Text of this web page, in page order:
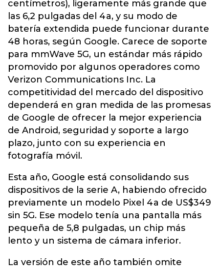
centímetros), ligeramente más grande que
las 6,2 pulgadas del 4a, y su modo de
batería extendida puede funcionar durante
48 horas, según Google. Carece de soporte
para mmWave 5G, un estándar más rápido
promovido por algunos operadores como
Verizon Communications Inc. La
competitividad del mercado del dispositivo
dependerá en gran medida de las promesas
de Google de ofrecer la mejor experiencia
de Android, seguridad y soporte a largo
plazo, junto con su experiencia en
fotografía móvil.
Esta año, Google está consolidando sus
dispositivos de la serie A, habiendo ofrecido
previamente un modelo Pixel 4a de US$349
sin 5G. Ese modelo tenía una pantalla más
pequeña de 5,8 pulgadas, un chip más
lento y un sistema de cámara inferior.
La versión de este año también omite